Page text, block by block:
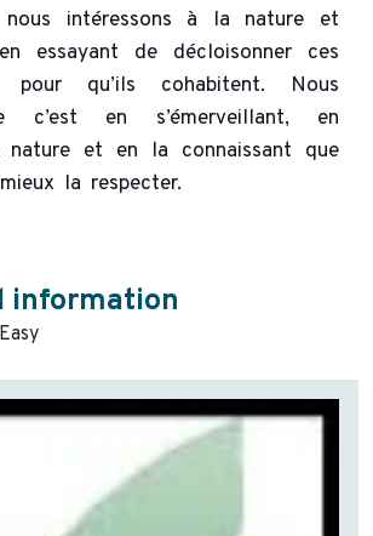
nous intéressons à la nature et
essayant de décloisonner ces
pour qu’ils cohabitent. Nous
c’est en s’émerveillant, en
nature et en la connaissant que
la respecter.
information